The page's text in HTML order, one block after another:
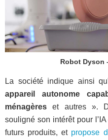
Robot Dyson
La société indique ainsi
appareil autonome
ménagères et autres ».
souligné son intérêt pour
futurs produits, et propose